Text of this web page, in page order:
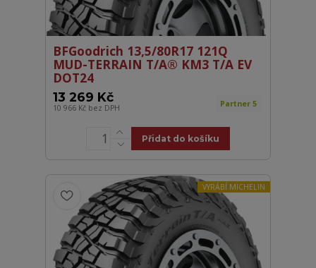
BFGoodrich 13,5/80R17 121Q
MUD-TERRAIN T/A® KM3 T/A EV
DOT24
13 269 Kč
10 966 Kč bez DPH Partner 5
Přidat do košíku
VYRÁBÍ MICHELIN